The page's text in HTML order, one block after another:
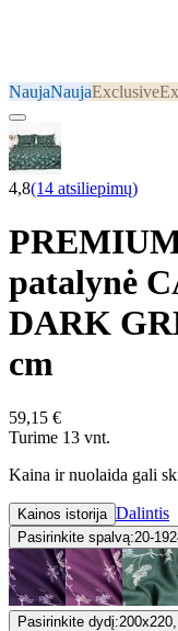
NaujaNaujaExclusive
4,8(14 atsiliepimų)
patalynė
DARK
cm
59,15 €
Turime 13 vnt.
Kaina ir nuolaida gali
Kainos istorija Dalintis
Pasirinkite spalvą:20-
Pasirinkite dydį: